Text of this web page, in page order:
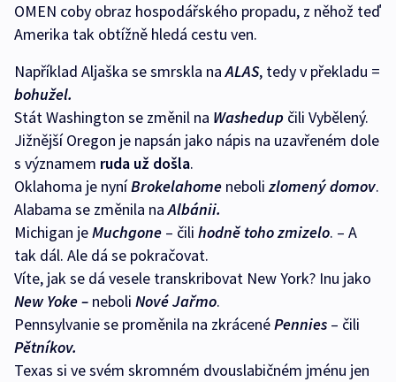
OMEN coby obraz hospodářského propadu, z něhož teď
Amerika tak obtížně hledá cestu ven.
Například Aljaška se smrskla naALAS, tedy v překladu =
bohužel.
Stát Washington se změnil na Washedup čili Vybělený.
Jižnější Oregon je napsán jako nápis na uzavřeném dole
s významem ruda už došla.
Oklahoma je nyníBrokelahome neboli zlomený domov.
Alabama se změnila naAlbánii.
Michigan jeMuchgone – čili hodně toho zmizelo. – A
tak dál. Ale dá se pokračovat.
Víte, jak se dá vesele transkribovat New York? Inu jako
New Yoke – neboli Nové Jařmo.
Pennsylvanie se proměnila na zkrácenéPennies – čili
Pětníkov.
Texas si ve svém skromném dvouslabičném jménu jen